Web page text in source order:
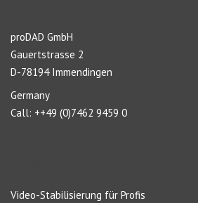
proDAD GmbH
Gauertstrasse 2
D-78194 Immendingen
Germany
Call: ++49 (0)7462 9459 0
Video-Stabilisierung für Profis